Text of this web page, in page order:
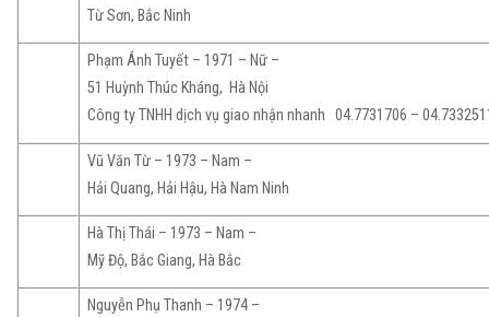
Từ Sơn, Bắc Ninh
Phạm Ánh Tuyết – 1971 – Nữ –
51 Huỳnh Thúc Kháng, Hà Nội
Công ty TNHH dịch vụ giao nhận nhanh 04.7731706 –
Vũ Văn Từ – 1973 – Nam –
Hải Quang, Hải Hậu, Hà Nam Ninh
Hà Thị Thái – 1973 – Nam –
Mỹ Độ, Bắc Giang, Hà Bắc
Nguyễn Phụ Thanh – 1974 –